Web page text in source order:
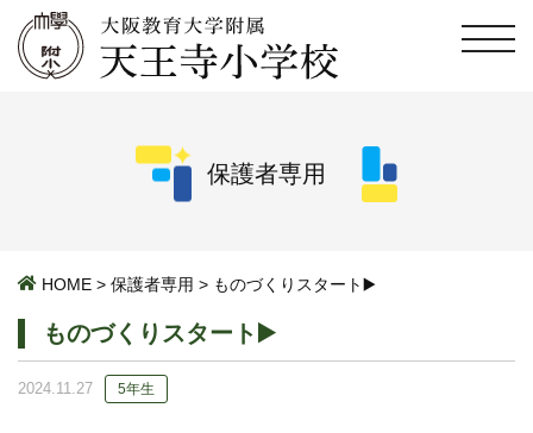
保護者専用
HOME > 保護者専用 > ものづくりスタート▶️
ものづくりスタート▶️
2024.11.27 5年生